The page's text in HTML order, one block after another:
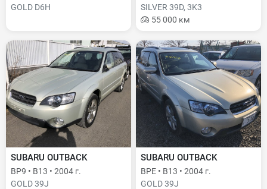
GOLD D6H
SILVER 39D, 3K3
55 000 км
SUBARU OUTBACK
BP9 • B13 • 2004 г.
GOLD 39J
SUBARU OUTBACK
BPE • B13 • 2004 г.
GOLD 39J